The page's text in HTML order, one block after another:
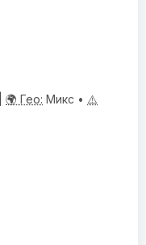
🌍 Гео: Микс • ⚠️